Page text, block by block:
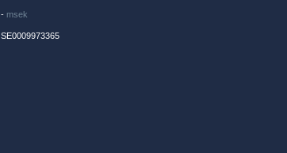
- msek
SE0009973365